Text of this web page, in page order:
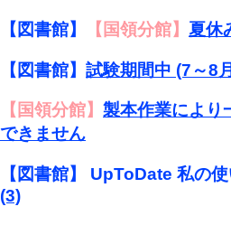
【図書館】 【国領分館】 夏休
【図書館】 試験期間中 (7～8
【国領分館】 製本作業により
できません
【図書館】 UpToDate 私の
(3)